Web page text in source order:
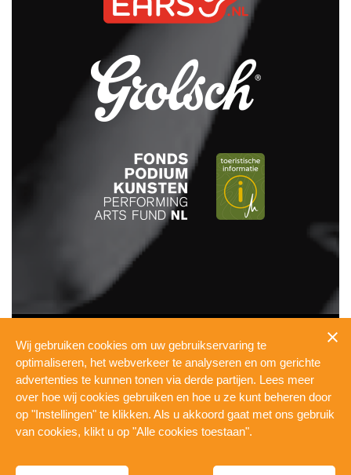
INFO
PRESSKIT
TECHNICAL
PRIVACY
COOKIES
WERKEN BIJ DE PUL
Wij gebruiken cookies om uw gebruikservaring te
optimaliseren, het webverkeer te analyseren en om gerichte
advertenties te kunnen tonen via derde partijen. Lees meer
over hoe wij cookies gebruiken en hoe u ze kunt beheren door
op "Instellingen" te klikken. Als u akkoord gaat met ons gebruik
van cookies, klikt u op "Alle cookies toestaan".